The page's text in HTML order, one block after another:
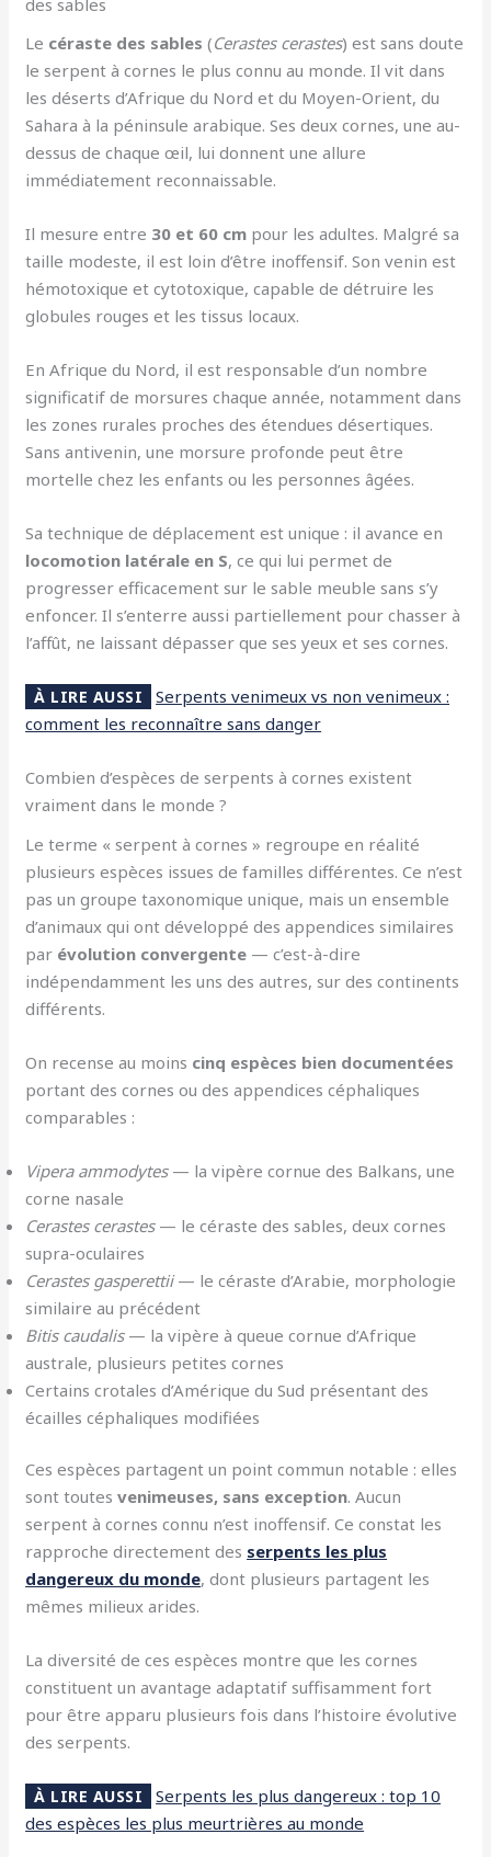
Le céraste des sables (Cerastes cerastes) est sans doute
le serpent à cornes le plus connu au monde. Il vit dans
les déserts d’Afrique du Nord et du Moyen-Orient, du
Sahara à la péninsule arabique. Ses deux cornes, une au-
dessus de chaque œil, lui donnent une allure
immédiatement reconnaissable.
Il mesure entre 30 et 60 cm pour les adultes. Malgré sa
taille modeste, il est loin d’être inoffensif. Son venin est
hémotoxique et cytotoxique, capable de détruire les
globules rouges et les tissus locaux.
En Afrique du Nord, il est responsable d’un nombre
significatif de morsures chaque année, notamment dans
les zones rurales proches des étendues désertiques.
Sans antivenin, une morsure profonde peut être
mortelle chez les enfants ou les personnes âgées.
Sa technique de déplacement est unique : il avance en
locomotion latérale en S, ce qui lui permet de
progresser efficacement sur le sable meuble sans s’y
enfoncer. Il s’enterre aussi partiellement pour chasser à
l’affût, ne laissant dépasser que ses yeux et ses cornes.
À LIRE AUSSI
Serpents venimeux vs non venimeux :
comment les reconnaître sans danger
Combien d’espèces de serpents à cornes existent
vraiment dans le monde ?
Le terme « serpent à cornes » regroupe en réalité
plusieurs espèces issues de familles différentes. Ce n’est
pas un groupe taxonomique unique, mais un ensemble
d’animaux qui ont développé des appendices similaires
par évolution convergente — c’est-à-dire
indépendamment les uns des autres, sur des continents
différents.
On recense au moins cinq espèces bien documentées
portant des cornes ou des appendices céphaliques
comparables :
Vipera ammodytes— la vipère cornue des Balkans, une
corne nasale
Cerastes cerastes— le céraste des sables, deux cornes
supra-oculaires
Cerastes gasperettii— le céraste d’Arabie, morphologie
similaire au précédent
Bitis caudalis— la vipère à queue cornue d’Afrique
australe, plusieurs petites cornes
Certains crotales d’Amérique du Sud présentant des
écailles céphaliques modifiées
Ces espèces partagent un point commun notable : elles
sont toutesvenimeuses, sans exception. Aucun
serpent à cornes connu n’est inoffensif. Ce constat les
rapproche directement des serpents les plus
dangereux du monde, dont plusieurs partagent les
mêmes milieux arides.
La diversité de ces espèces montre que les cornes
constituent un avantage adaptatif suffisamment fort
pour être apparu plusieurs fois dans l’histoire évolutive
des serpents.
À LIRE AUSSI
Serpents les plus dangereux : top 10
des espèces les plus meurtrières au monde